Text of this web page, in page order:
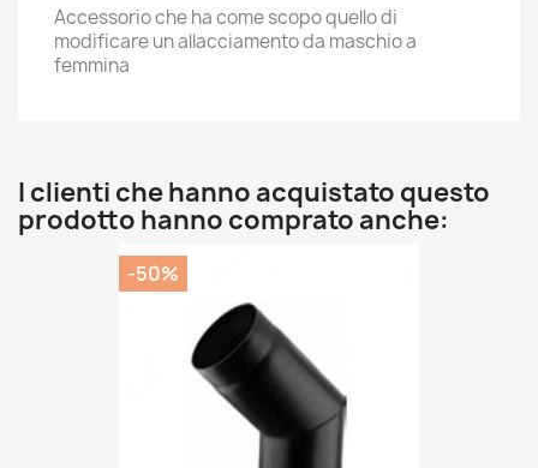
Accessorio che ha come scopo quello di
modificare un allacciamento da maschio a
femmina
I clienti che hanno acquistato questo
prodotto hanno comprato anche:
-50%